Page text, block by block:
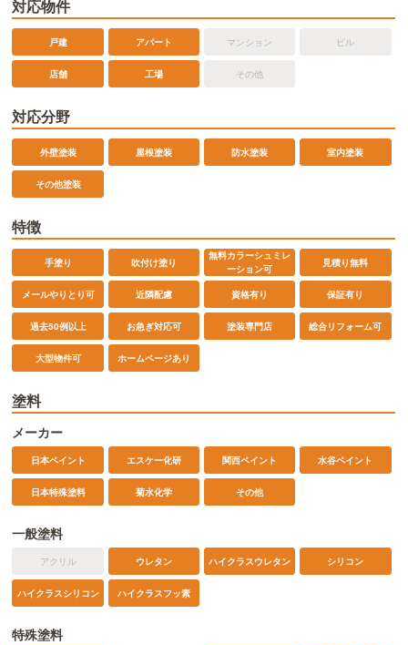
対応物件
戸建 アパート マンション ビル
店舗 工場 その他
対応分野
外壁塗装 屋根塗装 防水塗装 室内塗装
その他塗装
特徴
手塗り 吹付け塗り
無料カラーシュミレ
ーション可
見積り無料
メールやりとり可 近隣配慮 資格有り 保証有り
過去50例以上 お急ぎ対応可 塗装専門店 総合リフォーム可
大型物件可 ホームページあり
塗料
メーカー
日本ペイント エスケー化研 関西ペイント 水谷ペイント
日本特殊塗料 菊水化学 その他
一般塗料
アクリル ウレタン ハイクラスウレタン シリコン
ハイクラスシリコン ハイクラスフッ素
特殊塗料